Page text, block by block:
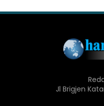
Jl Brigjen